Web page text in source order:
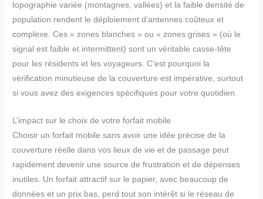
topographie variée (montagnes, vallées) et la faible densité de
population rendent le déploiement d’antennes coûteux et
complexe. Ces « zones blanches » ou « zones grises » (où le
signal est faible et intermittent) sont un véritable casse-tête
pour les résidents et les voyageurs. C’est pourquoi la
vérification minutieuse de la couverture est impérative, surtout
si vous avez des exigences spécifiques pour votre quotidien.
L’impact sur le choix de votre forfait mobile
Choisir un forfait mobile sans avoir une idée précise de la
couverture réelle dans vos lieux de vie et de passage peut
rapidement devenir une source de frustration et de dépenses
inutiles. Un forfait attractif sur le papier, avec beaucoup de
données et un prix bas, perd tout son intérêt si le réseau de